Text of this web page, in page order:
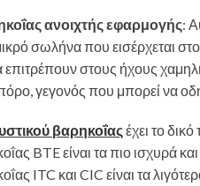
ανοιχτής εφαρμογής:
σωλήνα που εισέρχεται
επιτρέπουν στους ήχους
γεγονός που μπορεί να
βαρηκοΐαςέχει το
BTE είναι τα πιο ισχυρά
ITC και CIC ​​είναι τα